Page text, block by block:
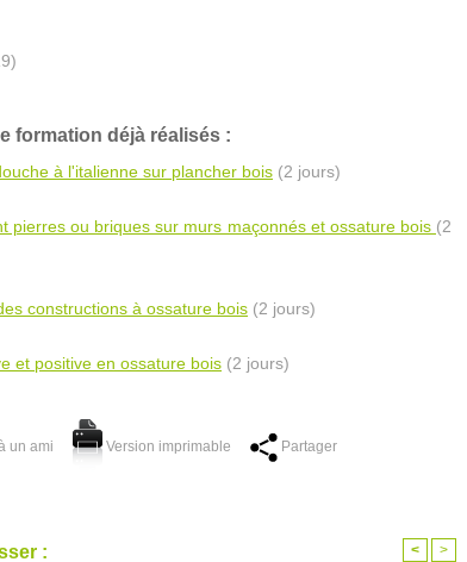
formation déjà réalisés :
à l'italienne sur plancher bois (2 jours)
pierres ou briques sur murs maçonnés et ossature bois (2
constructions à ossature bois (2 jours)
et positive en ossature bois (2 jours)
un ami Version imprimable Partager
: < >